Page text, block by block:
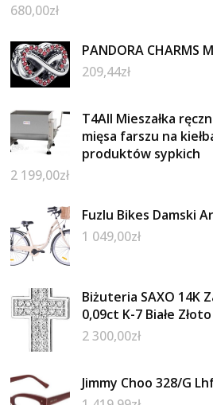
680,00zł
PANDORA CHARMS
209,44zł
T4All Mieszałka
mięsa farszu na
produktów sypkich
2 199,00zł
Fuzlu Bikes Damski
1 049,00zł
Biżuteria SAXO 14K
0,09ct K-7 Białe
2 300,00zł
Jimmy Choo 328/G